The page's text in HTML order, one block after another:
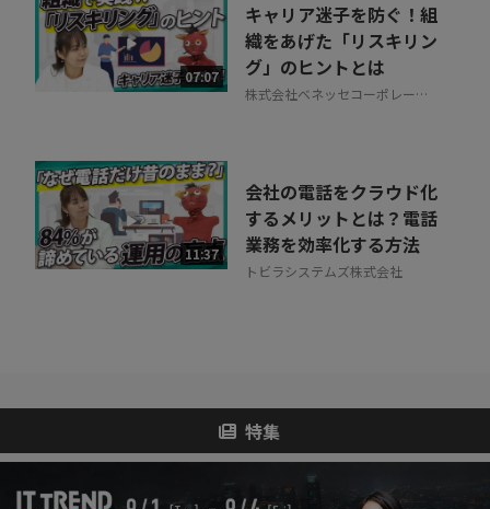
07:07
キャリア迷子を防ぐ！組
織をあげた「リスキリン
グ」のヒントとは
株式会社ベネッセコーポレーシ
11:37
会社の電話をクラウド化
するメリットとは？電話
業務を効率化する方法
トビラシステムズ株式会社
特集